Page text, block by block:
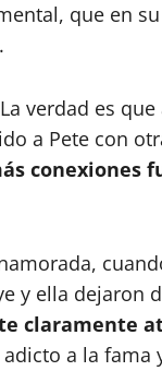
que en
verdad es
a Pete con
conexiones
y ella dejaron
claramente
a la